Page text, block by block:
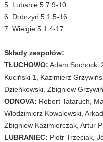
5. Lubanie 5 7 9-10
6. Dobrzyń 5 1 5-16
7. Wielgie 5 1 4-17
Składy zespołów:
TŁUCHOWO: Adam Sochocki
Kuciński 1, Kazimierz
Dzieńkowski, Zbigniew
ODNOVA: Robert Tataruch,
Włodzimierz Kowalewski,
Zbigniew Kazimierczak, Artur
LUBRANIEC: Piotr Trzeciak,